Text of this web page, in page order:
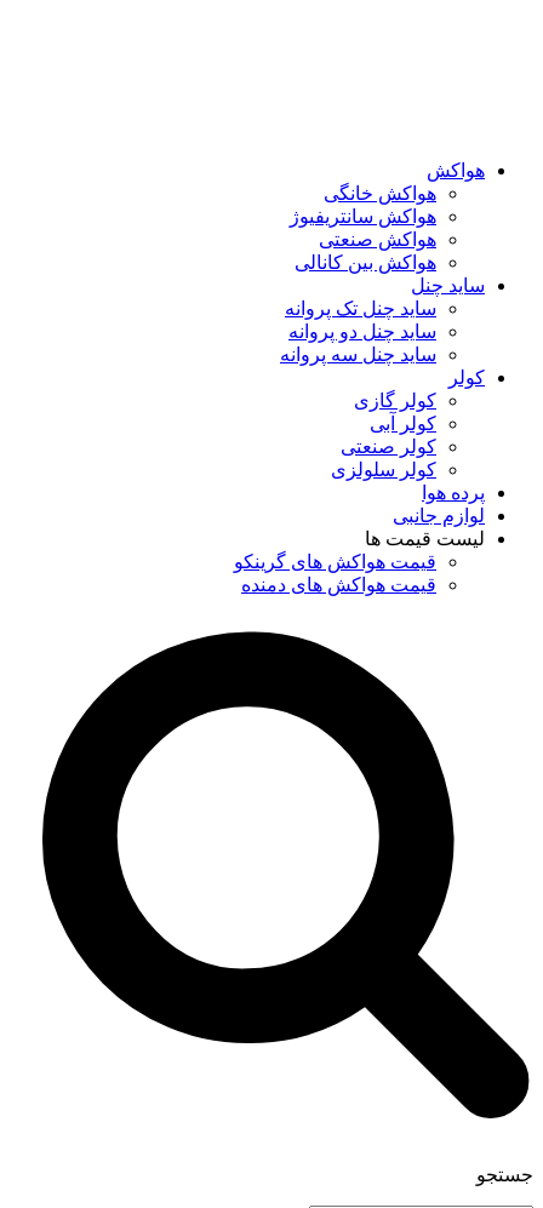
هواکش
هواکش خانگی
هواکش سانتریفیوژ
هواکش صنعتی
هواکش بین کانالی
ساید چنل
ساید چنل تک پروانه
ساید چنل دو پروانه
ساید چنل سه پروانه
کولر
کولر گازی
کولر آبی
کولر صنعتی
کولر سلولزی
پرده هوا
لوازم جانبی
لیست قیمت ها
قیمت هواکش های گرینکو
قیمت هواکش های دمنده
جستجو